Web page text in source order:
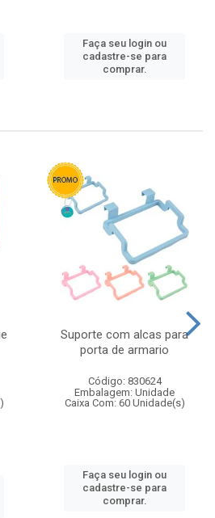
Faça seu login ou
cadastre-se para
comprar.
Suporte com alcas para
porta de armario
Código: 830624
Embalagem: Unidade
Caixa Com: 60 Unidade(s)
Faça seu login ou
cadastre-se para
comprar.